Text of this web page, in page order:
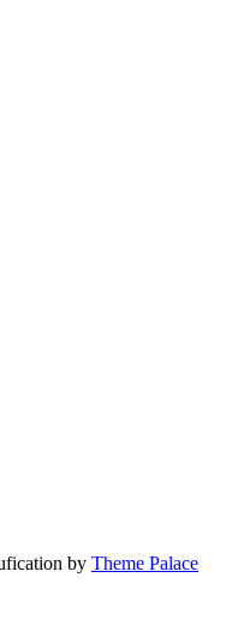
by Theme Palace